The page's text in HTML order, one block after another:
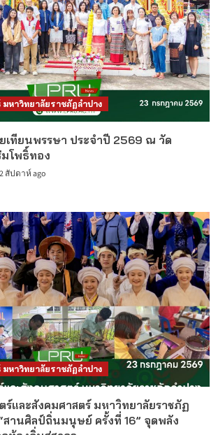
หาวิทยาลัยราชภัฏลำปาง
เทียนพรรษา ประจำปี 2569 ณ วัด
โพธิ์ทอง
2 สัปดาห์ ago
หาวิทยาลัยราชภัฏลำปาง
และสังคมศาสตร์ มหาวิทยาลัยราชภัฏ
สานศิลป์ถิ่นมนุษย์ ครั้งที่ 16” จุดพลัง